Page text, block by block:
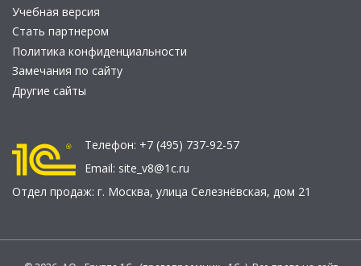
Учебная версия
Стать партнером
Политика конфиденциальности
Замечания по сайту
Другие сайты
Телефон: +7 (495) 737-92-57
Email: site_v8@1c.ru
Отдел продаж: г. Москва, улица Селезнёвская, дом 21